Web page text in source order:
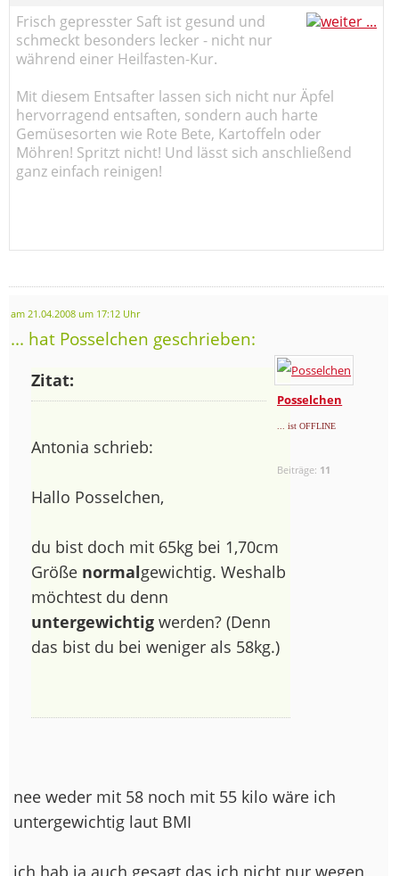
Frisch gepresster Saft ist gesund und
schmeckt besonders lecker - nicht nur
während einer Heilfasten-Kur.
Mit diesem Entsafter lassen sich nicht nur Äpfel
hervorragend entsaften, sondern auch harte
Gemüsesorten wie Rote Bete, Kartoffeln oder
Möhren! Spritzt nicht! Und lässt sich anschließend
ganz einfach reinigen!
am 21.04.2008 um 17:12 Uhr
... hat Posselchen geschrieben:
Posselchen
... ist OFFLINE
Beiträge: 11
Zitat:
Antonia schrieb:
Hallo Posselchen,
du bist doch mit 65kg bei 1,70cm
Größe normalgewichtig. Weshalb
möchtest du denn
untergewichtig werden? (Denn
das bist du bei weniger als 58kg.)
nee weder mit 58 noch mit 55 kilo wäre ich
untergewichtig laut BMI
ich hab ja auch gesagt das ich nicht nur wegen